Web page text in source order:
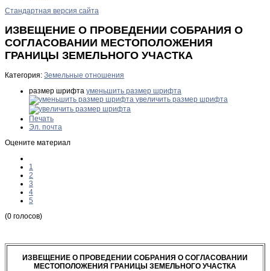
Стандартная версия сайта
ИЗВЕЩЕНИЕ О ПРОВЕДЕНИИ СОБРАНИЯ О
СОГЛАСОВАНИИ МЕСТОПОЛОЖЕНИЯ
ГРАНИЦЫ ЗЕМЕЛЬНОГО УЧАСТКА
Категория: Земельные отношения
размер шрифта уменьшить размер шрифта
увеличить размер шрифта
Печать
Эл. почта
Оцените материал
1
2
3
4
5
(0 голосов)
ИЗВЕЩЕНИЕ О ПРОВЕДЕНИИ СОБРАНИЯ О СОГЛАСОВАНИИ
МЕСТОПОЛОЖЕНИЯ ГРАНИЦЫ ЗЕМЕЛЬНОГО УЧАСТКА